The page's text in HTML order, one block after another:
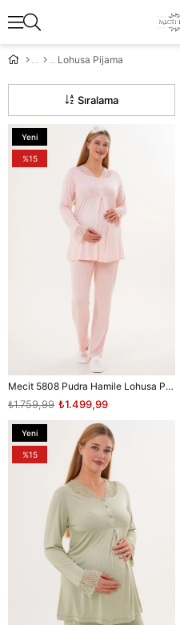
Lohusa Pijama
Sıralama
Mecit 5808 Pudra Hamile Lohusa Pijama Takımı
₺1.499,99
₺1.759,99
Yeni
Ürün
%15
Yeni
Ürün
%15